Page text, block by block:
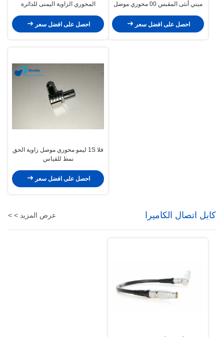
ميني أنثى المقبس 00 محوري موصل
احصل على افضل سعر
المحوري الزاوية اليمنى للدائرة
احصل على افضل سعر
فلا 1S ليمو محوري موصل زاوية الحق
نمط للقياس
احصل على افضل سعر
كابل اتصال الكاميرا عرض المزيد > >